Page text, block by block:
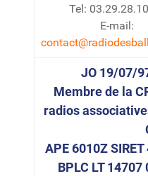
Tel:
E-mail:
JO 19/07/
Membre de la
radios
APE 6010Z
BPLC LT